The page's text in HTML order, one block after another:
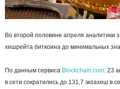
Во второй половине апреля аналитики
хешрейта биткоина до минимальных
По данным сервиса Blockchain.com, 23
в сети сократились до 131,7 экзахеш в